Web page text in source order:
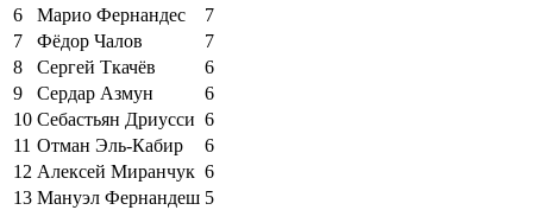
6
Марио Фернандес
7
7
Фёдор Чалов
7
8
Сергей Ткачёв
6
9
Сердар Азмун
6
10 Себастьян Дриусси 6
11 Отман Эль-Кабир
6
12 Алексей Миранчук 6
13 Мануэл Фернандеш 5